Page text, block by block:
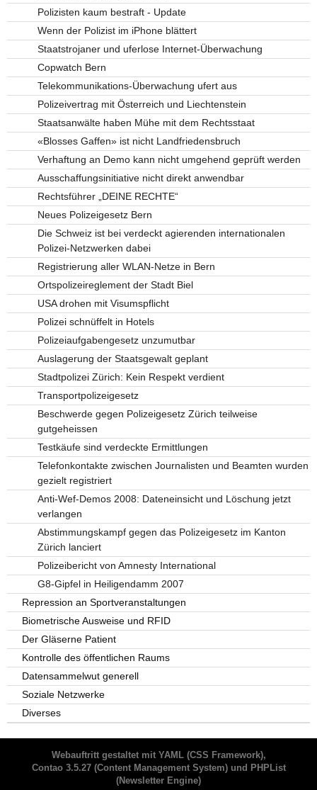
Polizisten kaum bestraft - Update
Wenn der Polizist im iPhone blättert
Staatstrojaner und uferlose Internet-Überwachung
Copwatch Bern
Telekommunikations-Überwachung ufert aus
Polizeivertrag mit Österreich und Liechtenstein
Staatsanwälte haben Mühe mit dem Rechtsstaat
«Blosses Gaffen» ist nicht Landfriedensbruch
Verhaftung an Demo kann nicht umgehend geprüft werden
Ausschaffungsinitiative nicht direkt anwendbar
Rechtsführer „DEINE RECHTE“
Neues Polizeigesetz Bern
Die Schweiz ist bei verdeckt agierenden internationalen
Polizei-Netzwerken dabei
Registrierung aller WLAN-Netze in Bern
Ortspolizeireglement der Stadt Biel
USA drohen mit Visumspflicht
Polizei schnüffelt in Hotels
Polizeiaufgabengesetz unzumutbar
Auslagerung der Staatsgewalt geplant
Stadtpolizei Zürich: Kein Respekt verdient
Transportpolizeigesetz
Beschwerde gegen Polizeigesetz Zürich teilweise
gutgeheissen
Testkäufe sind verdeckte Ermittlungen
Telefonkontakte zwischen Journalisten und Beamten wurden
gezielt registriert
Anti-Wef-Demos 2008: Dateneinsicht und Löschung jetzt
verlangen
Abstimmungskampf gegen das Polizeigesetz im Kanton
Zürich lanciert
Polizeibericht von Amnesty International
G8-Gipfel in Heiligendamm 2007
Repression an Sportveranstaltungen
Biometrische Ausweise und RFID
Der Gläserne Patient
Kontrolle des öffentlichen Raums
Datensammelwut generell
Soziale Netzwerke
Diverses
Webauftritt gestaltet mit YAML(CSS Framework),
Contao 3.5.27(Content Management System) und PHPList
(Newsletter Engine)